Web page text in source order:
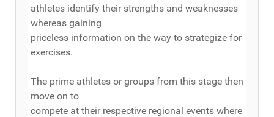
athletes identify their strengths and weaknesses
whereas gaining
priceless information on the way to strategize for
exercises.
The prime athletes or groups from this stage then
move on to
compete at their respective regional events where